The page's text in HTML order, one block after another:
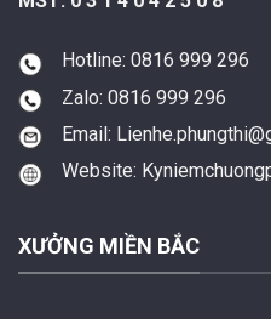
Hotline: 0816 999 296
Zalo: 0816 999 296
Email:
Website:
XƯỞNG MIỀN BẮC